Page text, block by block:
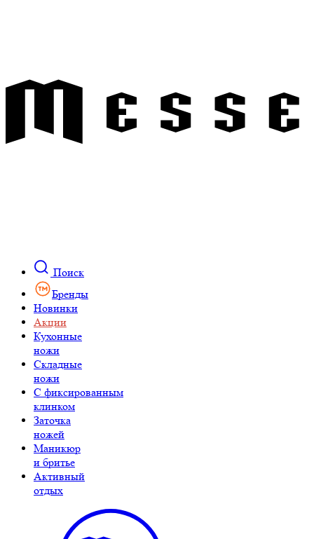
Поиск
Бренды
Новинки
Акции
Кухонные
ножи
Складные
ножи
C фиксированным
клинком
Заточка
ножей
Маникюр
и бритье
Активный
отдых